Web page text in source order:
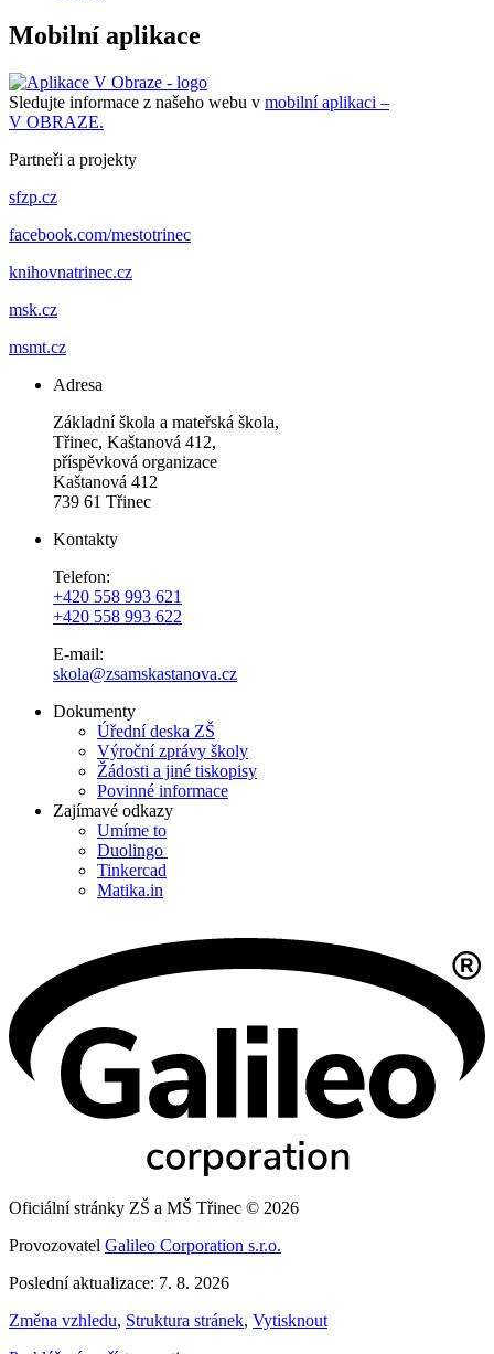
Mobilní aplikace
Sledujte informace z našeho webu v mobilní aplikaci –
V OBRAZE.
Partneři a projekty
sfzp.cz
facebook.com/mestotrinec
knihovnatrinec.cz
msk.cz
msmt.cz
Adresa
Základní škola a mateřská škola,
Třinec, Kaštanová 412,
příspěvková organizace
Kaštanová 412
739 61 Třinec
Kontakty
Telefon:
+420 558 993 621
+420 558 993 622
E-mail:
skola@zsamskastanova.cz
Dokumenty
Úřední deska ZŠ
Výroční zprávy školy
Žádosti a jiné tiskopisy
Povinné informace
Zajímavé odkazy
Umíme to
Duolingo
Tinkercad
Matika.in
Oficiální stránky ZŠ a MŠ Třinec © 2026
Provozovatel Galileo Corporation s.r.o.
Poslední aktualizace: 7. 8. 2026
Změna vzhledu, Struktura stránek, Vytisknout